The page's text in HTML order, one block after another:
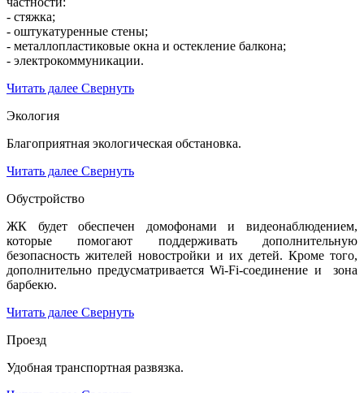
- стяжка;
- оштукатуренные стены;
- металлопластиковые окна и остекление балкона;
- электрокоммуникации.
Читать далее Свернуть
Экология
Благоприятная экологическая обстановка.
Читать далее Свернуть
Обустройство
ЖК будет обеспечен домофонами и видеонаблюдением,
которые помогают поддерживать дополнительную
безопасность жителей новостройки и их детей. Кроме того,
дополнительно предусматривается Wi-Fi-соединение и зона
барбекю.
Читать далее Свернуть
Проезд
Удобная транспортная развязка.